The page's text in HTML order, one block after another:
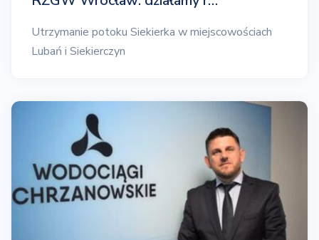
Utrzymanie potoku Siekierka w miejscowościach
Lubań i Siekierczyn